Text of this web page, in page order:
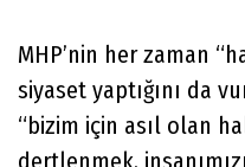
MHP’nin her zaman
siyaset yaptığını da
“bizim için asıl olan